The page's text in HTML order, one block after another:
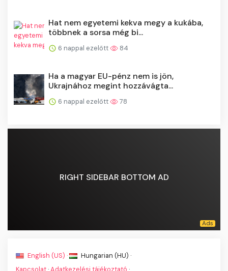
Hat nem egyetemi kekva megy a kukába,
többnek a sorsa még bi...
6 nappal ezelőtt 84
Ha a magyar EU-pénz nem is jön,
Ukrajnához megint hozzávágta...
6 nappal ezelőtt 78
RIGHT SIDEBAR BOTTOM AD
English (US) ·
Hungarian (HU) ·
Kapcsolat · Adatkezelési tájékoztató ·